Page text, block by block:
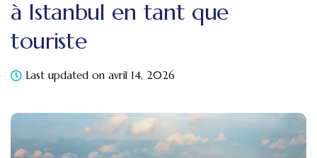
à Istanbul en tant que
touriste
Last updated on avril 14, 2026